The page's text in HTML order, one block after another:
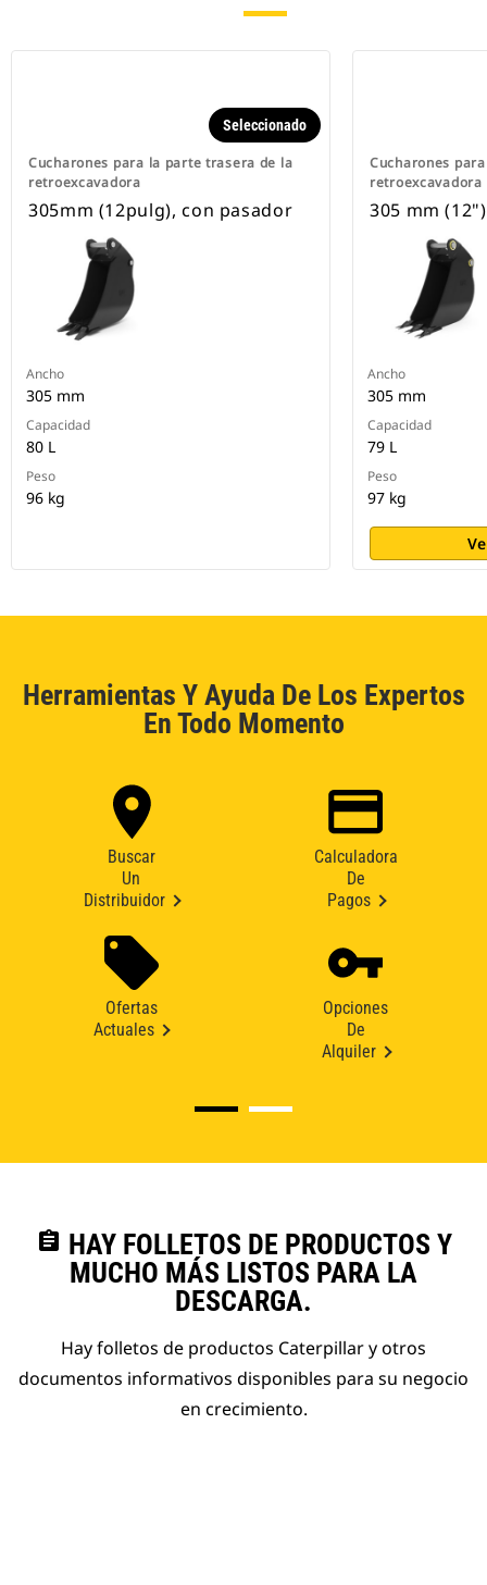
Cucharones para la parte trasera de la
retroexcavadora
Seleccionado
305mm (12pulg), con pasador
Ancho
305 mm
Capacidad
80 L
Peso
96 kg
Cucharones
retroexcavadora
305 mm
Ancho
305 mm
Capacidad
79 L
Peso
97 kg
Herramientas Y Ayuda De Los Expertos
En Todo Momento
Buscar
Un
Distribuidor
Calculadora
De
Pagos
Ofertas
Actuales
Opciones
De
Alquiler
assignment HAY FOLLETOS DE PRODUCTOS Y
MUCHO MÁS LISTOS PARA LA
DESCARGA.
Hay folletos de productos Caterpillar y otros
documentos informativos disponibles para su negocio
en crecimiento.